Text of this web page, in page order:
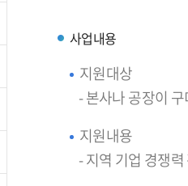
사업내용
지원대상
- 본사나 공장이
지원내용
- 지역 기업 경쟁